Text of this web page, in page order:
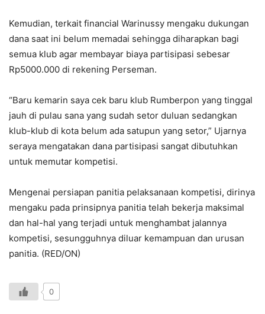
Kemudian, terkait financial Warinussy mengaku dukungan
dana saat ini belum memadai sehingga diharapkan bagi
semua klub agar membayar biaya partisipasi sebesar
Rp5000.000 di rekening Perseman.
“Baru kemarin saya cek baru klub Rumberpon yang tinggal
jauh di pulau sana yang sudah setor duluan sedangkan
klub-klub di kota belum ada satupun yang setor,” Ujarnya
seraya mengatakan dana partisipasi sangat dibutuhkan
untuk memutar kompetisi.
Mengenai persiapan panitia pelaksanaan kompetisi, dirinya
mengaku pada prinsipnya panitia telah bekerja maksimal
dan hal-hal yang terjadi untuk menghambat jalannya
kompetisi, sesungguhnya diluar kemampuan dan urusan
panitia. (RED/ON)
0